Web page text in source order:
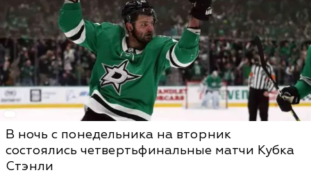
В ночь с понедельника на вторник
состоялись четвертьфинальные матчи Кубка
Стэнли